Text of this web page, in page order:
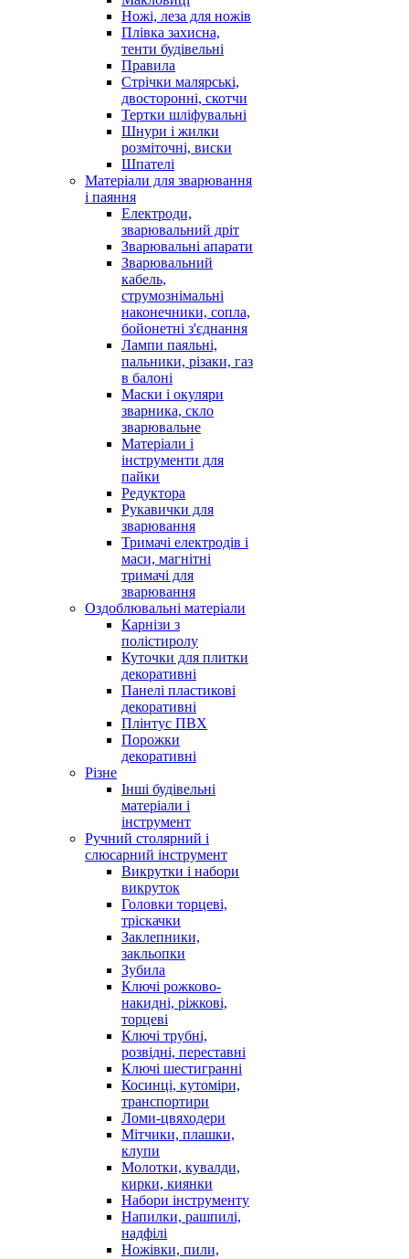
Ножі, леза для ножів
Плівка захисна,
тенти будівельні
Правила
Стрічки малярські,
двосторонні, скотчи
Тертки шліфувальні
Шнури і жилки
розміточні, виски
Шпателі
Матеріали для зварювання
і паяння
Електроди,
зварювальний дріт
Зварювальні апарати
Зварювальний
кабель,
струмознімальні
наконечники, сопла,
бойонетні з'єднання
Лампи паяльні,
пальники, різаки, газ
в балоні
Маски і окуляри
зварника, скло
зварювальне
Матеріали і
інструменти для
пайки
Редуктора
Рукавички для
зварювання
Тримачі електродів і
маси, магнітні
тримачі для
зварювання
Оздоблювальні матеріали
Карнізи з
полістиролу
Куточки для плитки
декоративні
Панелі пластикові
декоративні
Плінтус ПВХ
Порожки
декоративні
Різне
Інші будівельні
матеріали і
інструмент
Ручний столярний і
слюсарний інструмент
Викрутки і набори
викруток
Головки торцеві,
тріскачки
Заклепники,
закльопки
Зубила
Ключі рожково-
накидні, ріжкові,
торцеві
Ключі трубні,
розвідні, переставні
Ключі шестигранні
Косинці, кутоміри,
транспортири
Ломи-цвяходери
Мітчики, плашки,
клупи
Молотки, кувалди,
кирки, киянки
Набори інструменту
Напилки, рашпилі,
надфілі
Ножівки, пили,